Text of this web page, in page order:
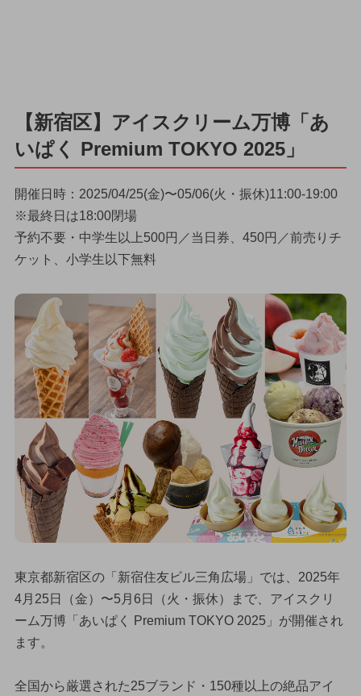
【新宿区】アイスクリーム万博「あ
いぱく Premium TOKYO 2025」
開催日時：2025/04/25(金)〜05/06(火・振休)11:00-19:00
※最終日は18:00閉場
予約不要・中学生以上500円／当日券、450円／前売りチ
ケット、小学生以下無料
東京都新宿区の「新宿住友ビル三角広場」では、2025年
4月25日（金）〜5月6日（火・振休）まで、アイスクリ
ーム万博「あいぱく Premium TOKYO 2025」が開催され
ます。
全国から厳選された25ブランド・150種以上の絶品アイ